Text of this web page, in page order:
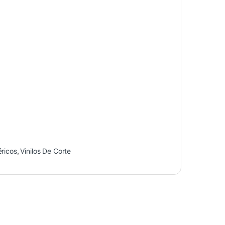
,Vinilos De Corte